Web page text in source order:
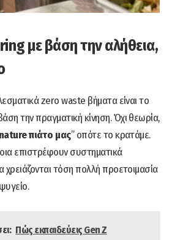
με βάση την αλήθεια,
zero waste βήματα είναι το
την πραγματική κίνηση. Όχι θεωρία,
πιάτο μας” οπότε το κρατάμε.
επιστρέφουν συστηματικά
χρειάζονται τόση πολλή προετοιμασία
Πώς εκπαιδεύεις Gen Z